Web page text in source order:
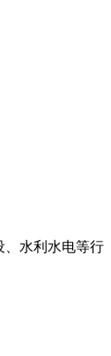
、水利水电等行